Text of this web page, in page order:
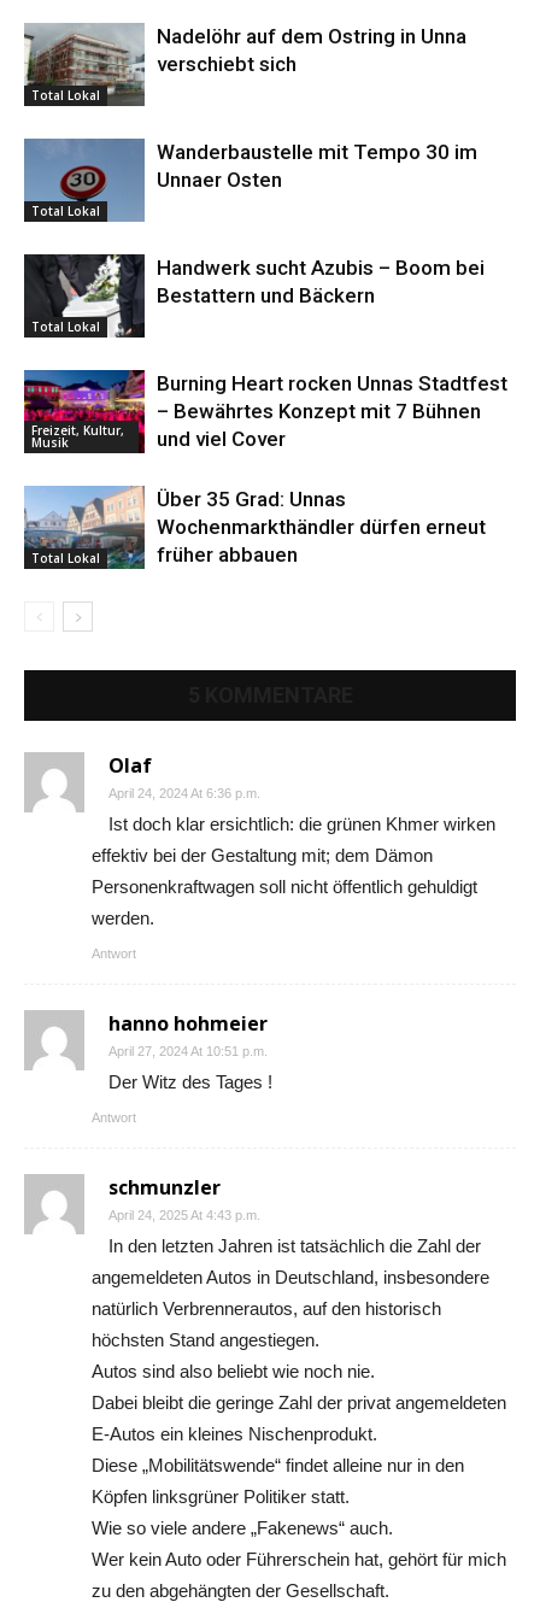
Total Lokal
Nadelöhr auf dem Ostring in Unna
verschiebt sich
Total Lokal
Wanderbaustelle mit Tempo 30 im
Unnaer Osten
Total Lokal
Handwerk sucht Azubis – Boom bei
Bestattern und Bäckern
Freizeit, Kultur,
Musik
Burning Heart rocken Unnas Stadtfest
– Bewährtes Konzept mit 7 Bühnen
und viel Cover
Total Lokal
Über 35 Grad: Unnas
Wochenmarkthändler dürfen erneut
früher abbauen
Olaf
April 24, 2024 At 6:36 p.m.
Ist doch klar ersichtlich: die grünen Khmer wirken
effektiv bei der Gestaltung mit; dem Dämon
Personenkraftwagen soll nicht öffentlich gehuldigt
werden.
Antwort
hanno hohmeier
April 27, 2024 At 10:51 p.m.
Der Witz des Tages !
Antwort
schmunzler
April 24, 2025 At 4:43 p.m.
In den letzten Jahren ist tatsächlich die Zahl der
angemeldeten Autos in Deutschland, insbesondere
natürlich Verbrennerautos, auf den historisch
höchsten Stand angestiegen.
Autos sind also beliebt wie noch nie.
Dabei bleibt die geringe Zahl der privat angemeldeten
E-Autos ein kleines Nischenprodukt.
Diese „Mobilitätswende“ findet alleine nur in den
Köpfen linksgrüner Politiker statt.
Wie so viele andere „Fakenews“ auch.
Wer kein Auto oder Führerschein hat, gehört für mich
zu den abgehängten der Gesellschaft.